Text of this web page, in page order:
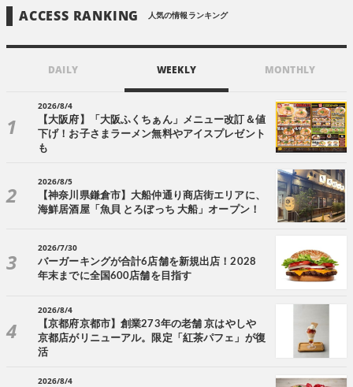
ACCESS RANKING 人気の情報ランキング
DAILY WEEKLY MONTHLY
2026/8/4
【大阪府】「大阪ふくちぁん」メニュー改訂＆値
下げ！お子さまラーメン無料やアイスプレゼント
も
2026/8/5
【神奈川県鎌倉市】大船仲通り商店街エリアに、
海鮮居酒屋「魚貝 とろぼっち 大船」オープン！
2026/7/30
バーガーキングが合計6店舗を新規出店！2028
年末までに全国600店舗を目指す
2026/8/4
【京都府京都市】創業273年の老舗 京はやしや
京都店がリニューアル。限定「紅茶パフェ」が復
活
2026/8/4